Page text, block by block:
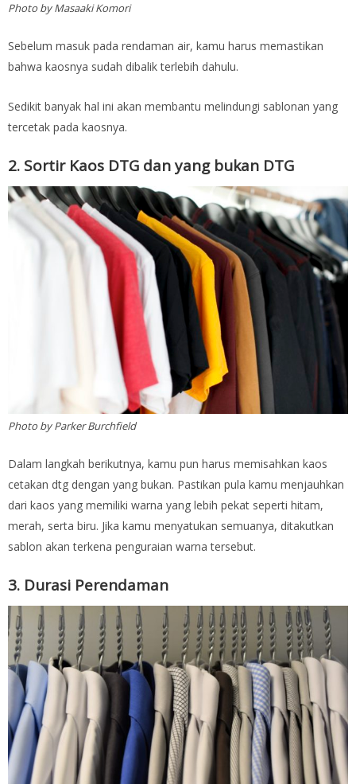
Photo by Masaaki Komori
Sebelum masuk pada rendaman air, kamu harus memastikan
bahwa kaosnya sudah dibalik terlebih dahulu.
Sedikit banyak hal ini akan membantu melindungi sablonan yang
tercetak pada kaosnya.
2. Sortir Kaos DTG dan yang bukan DTG
Photo by Parker Burchfield
Dalam langkah berikutnya, kamu pun harus memisahkan kaos
cetakan dtg dengan yang bukan. Pastikan pula kamu menjauhkan
dari kaos yang memiliki warna yang lebih pekat seperti hitam,
merah, serta biru. Jika kamu menyatukan semuanya, ditakutkan
sablon akan terkena penguraian warna tersebut.
3. Durasi Perendaman